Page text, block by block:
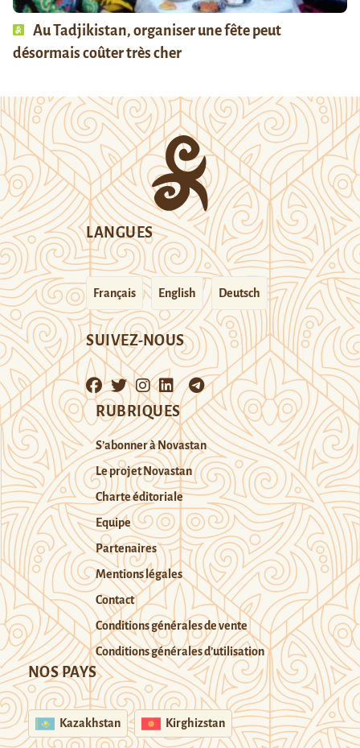
Au Tadjikistan, organiser une fête peut
désormais coûter très cher
LANGUES
Français English Deutsch
SUIVEZ-NOUS
RUBRIQUES
S’abonner à Novastan
Le projet Novastan
Charte éditoriale
Equipe
Partenaires
Mentions légales
Contact
Conditions générales de vente
Conditions générales d’utilisation
NOS PAYS
Kazakhstan Kirghizstan